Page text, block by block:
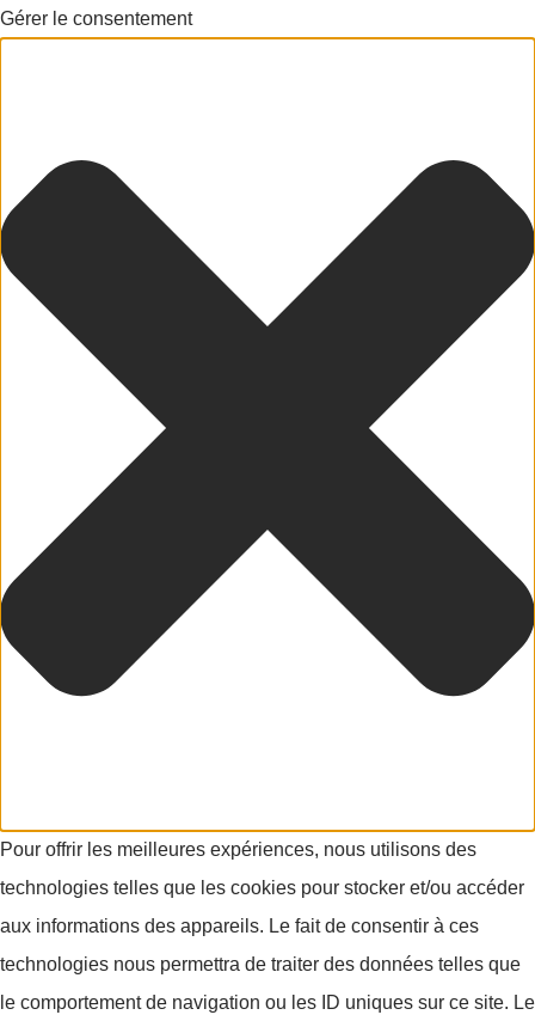
Gérer le consentement
Pour offrir les meilleures expériences, nous utilisons des
technologies telles que les cookies pour stocker et/ou accéder
aux informations des appareils. Le fait de consentir à ces
technologies nous permettra de traiter des données telles que
le comportement de navigation ou les ID uniques sur ce site. Le